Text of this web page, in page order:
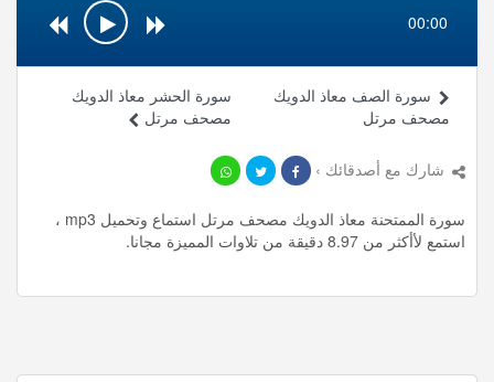
00:00
سورة الحشر معاذ الدويك
مصحف مرتل
سورة الصف معاذ الدويك
مصحف مرتل
شارك مع أصدقائك ›
سورة الممتحنة معاذ الدويك مصحف مرتل استماع وتحميل mp3 ،
استمع لأأكثر من 8.97 دقيقة من تلاوات المميزة مجانا.